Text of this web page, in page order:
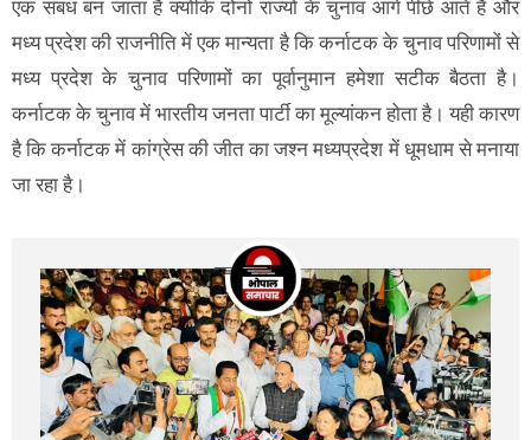
एक संबंध बन जाता है क्योंकि दोनों राज्यों के चुनाव आगे पीछे आते हैं और
मध्य प्रदेश की राजनीति में एक मान्यता है कि कर्नाटक के चुनाव परिणामों से
मध्य प्रदेश के चुनाव परिणामों का पूर्वानुमान हमेशा सटीक बैठता है।
कर्नाटक के चुनाव में भारतीय जनता पार्टी का मूल्यांकन होता है। यही कारण
है कि कर्नाटक में कांग्रेस की जीत का जश्न मध्यप्रदेश में धूमधाम से मनाया
जा रहा है।